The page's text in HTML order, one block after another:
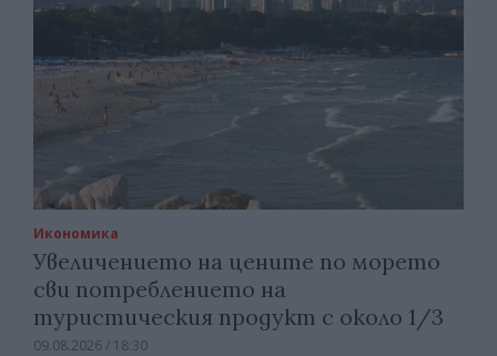
Икономика
Увеличението на цените по морето
сви потреблението на
туристическия продукт с около 1/3
09.08.2026 / 18:30